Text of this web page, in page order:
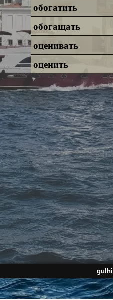
обогатить
обогащать
оценивать
оценить